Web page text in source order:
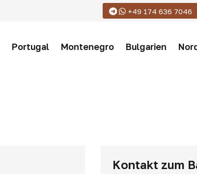
+49 174 636 7046
Portugal Montenegro Bulgarien
Kontakt zum